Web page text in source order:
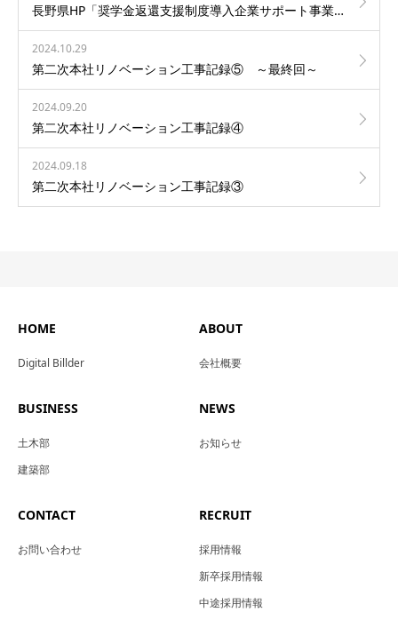
長野県HP「奨学金返還支援制度導入企業サポート事業」ページに当社社員が掲載されました！
2024.10.29
第二次本社リノベーション工事記録⑤ ～最終回～
2024.09.20
第二次本社リノベーション工事記録④
2024.09.18
第二次本社リノベーション工事記録③
HOME
Digital Billder
ABOUT
会社概要
BUSINESS
土木部
建築部
NEWS
お知らせ
CONTACT
お問い合わせ
RECRUIT
採用情報
新卒採用情報
中途採用情報